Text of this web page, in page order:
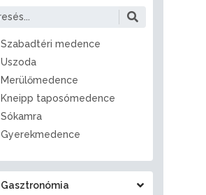
Bátaszék
Becsvölgye
Békéscsaba
Békésszentandrás
Bélapátfalva
Szabadtéri medence
Uszoda
Merülőmedence
Kneipp taposómedence
Sókamra
Gyerekmedence
Gőzkamra
Aromakabin
Gasztronómia